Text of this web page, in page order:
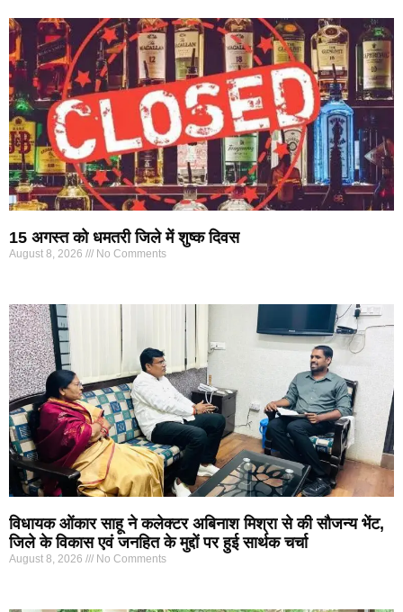
15 अगस्त को धमतरी जिले में शुष्क दिवस
August 8, 2026 No Comments
विधायक ओंकार साहू ने कलेक्टर अबिनाश मिश्रा से की सौजन्य भेंट,
जिले के विकास एवं जनहित के मुद्दों पर हुई सार्थक चर्चा
August 8, 2026 No Comments